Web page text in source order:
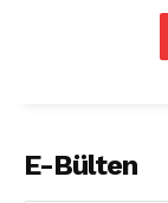
E-Bülten